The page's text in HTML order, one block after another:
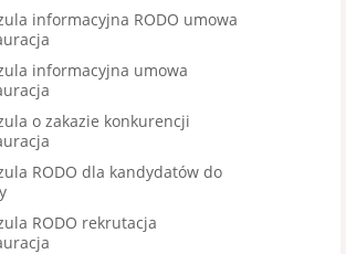
informacyjna RODO umowa
informacyjna umowa
o zakazie konkurencji
RODO dla kandydatów do
RODO rekrutacja